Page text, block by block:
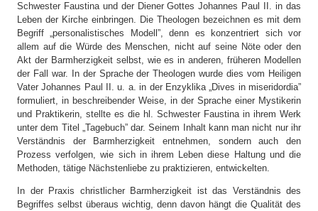
Schwester Faustina und der Diener Gottes Johannes Paul II. in das
Leben der Kirche einbringen. Die Theologen bezeichnen es mit dem
Begriff „personalistisches Modell”, denn es konzentriert sich vor
allem auf die Würde des Menschen, nicht auf seine Nöte oder den
Akt der Barmherzigkeit selbst, wie es in anderen, früheren Modellen
der Fall war. In der Sprache der Theologen wurde dies vom Heiligen
Vater Johannes Paul II. u. a. in der Enzyklika „Dives in miseridordia”
formuliert, in beschreibender Weise, in der Sprache einer Mystikerin
und Praktikerin, stellte es die hl. Schwester Faustina in ihrem Werk
unter dem Titel „Tagebuch” dar. Seinem Inhalt kann man nicht nur ihr
Verständnis der Barmherzigkeit entnehmen, sondern auch den
Prozess verfolgen, wie sich in ihrem Leben diese Haltung und die
Methoden, tätige Nächstenliebe zu praktizieren, entwickelten.
In der Praxis christlicher Barmherzigkeit ist das Verständnis des
Begriffes selbst überaus wichtig, denn davon hängt die Qualität des